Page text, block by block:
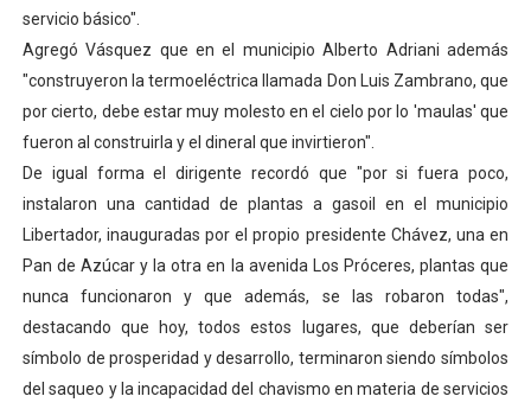
Plan Quirúrgico Regional llega a Pueblo Llano con la
servicio básico".
Agregó Vásquez que en el municipio Alberto Adriani además
"construyeron la termoeléctrica llamada Don Luis Zambrano, que
por cierto, debe estar muy molesto en el cielo por lo 'maulas' que
fueron al construirla y el dineral que invirtieron".
De igual forma el dirigente recordó que "por si fuera poco,
instalaron una cantidad de plantas a gasoil en el municipio
Libertador, inauguradas por el propio presidente Chávez, una en
Pan de Azúcar y la otra en la avenida Los Próceres, plantas que
nunca funcionaron y que además, se las robaron todas",
destacando que hoy, todos estos lugares, que deberían ser
símbolo de prosperidad y desarrollo, terminaron siendo símbolos
del saqueo y la incapacidad del chavismo en materia de servicios